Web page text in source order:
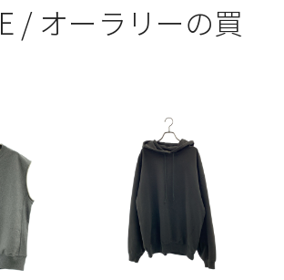
/ オーラリーの買